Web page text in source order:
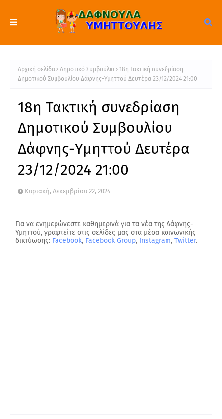
Αρχική σελίδα Δημοτικό Συμβούλιο
18η Τακτική συνεδρίαση
Δημοτικού Συμβουλίου Δάφνης-Υμηττού Δευτέρα 23/12/2024 21:00
18η Τακτική συνεδρίαση
Δημοτικού Συμβουλίου
Δάφνης-Υμηττού Δευτέρα
23/12/2024 21:00
Κυριακή, Δεκεμβρίου 22, 2024
Για να ενημερώνεστε καθημερινά για τα νέα της Δάφνης-
Υμηττού, γραφτείτε στις σελίδες μας στα μέσα κοινωνικής
δικτύωσης: Facebook, Facebook Group, Instagram, Twitter.